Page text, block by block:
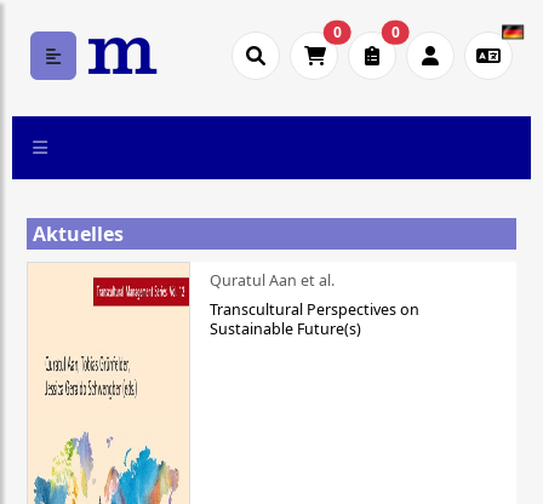
0 0
Aktuelles
Quratul Aan et al.
Transcultural Perspectives on
Sustainable Future(s)